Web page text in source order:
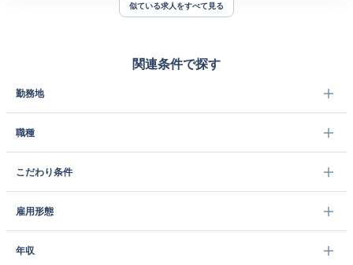
似ている求人をすべて見る
関連条件で探す
勤務地
職種
こだわり条件
雇用形態
年収